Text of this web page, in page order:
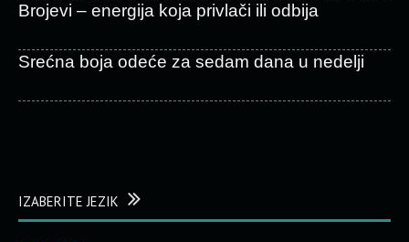
Brojevi – energija koja privlači ili odbija
Srećna boja odeće za sedam dana u nedelji
IZABERITE JEZIK